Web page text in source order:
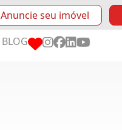
Anuncie seu imóvel
BLOG